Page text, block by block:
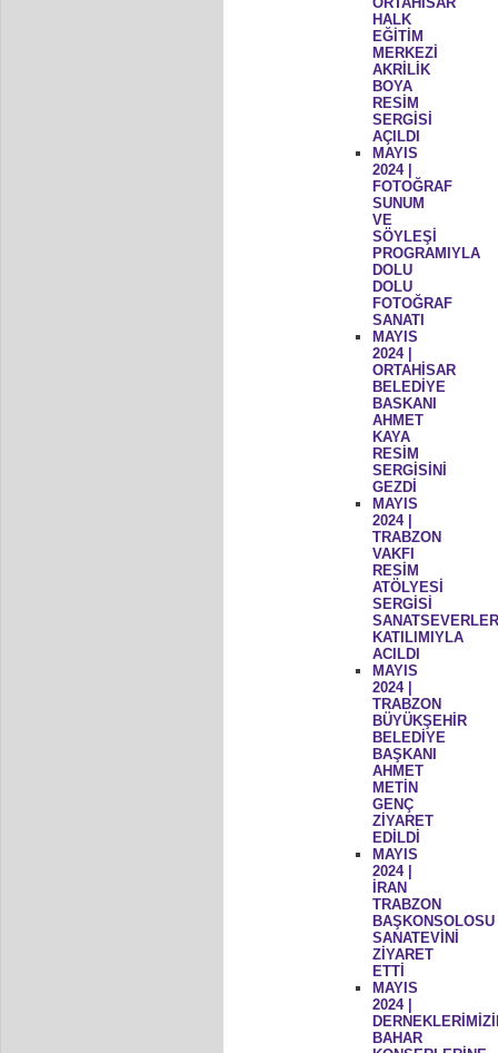
HALK
EĞİTİM
MERKEZİ
AKRİLİK
BOYA
RESİM
SERGİSİ
AÇILDI
MAYIS
2024 |
FOTOĞRAF
SUNUM
VE
SÖYLEŞİ
PROGRAMIYLA
DOLU
DOLU
FOTOĞRAF
SANATI
MAYIS
2024 |
ORTAHİSAR
BELEDİYE
BASKANI
AHMET
KAYA
RESİM
SERGİSİNİ
GEZDİ
MAYIS
2024 |
TRABZON
VAKFI
RESİM
ATÖLYESİ
SERGİSİ
KATILIMIYLA
ACILDI
MAYIS
2024 |
TRABZON
BÜYÜKŞEHİR
BELEDİYE
BAŞKANI
AHMET
METİN
GENÇ
ZİYARET
EDİLDİ
MAYIS
2024 |
İRAN
TRABZON
BAŞKONSOLOSU
SANATEVİNİ
ZİYARET
ETTİ
MAYIS
2024 |
BAHAR